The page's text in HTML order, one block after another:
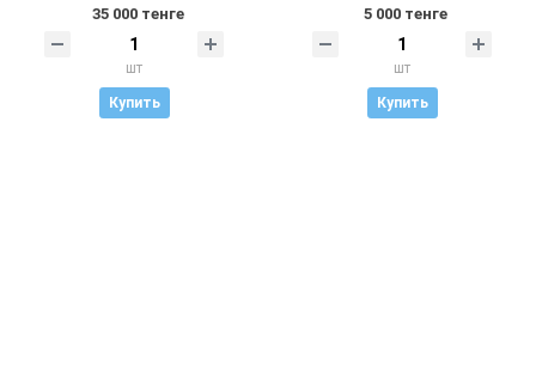
35 000 тенге
шт
Купить
5 000 тенге
шт
Купить